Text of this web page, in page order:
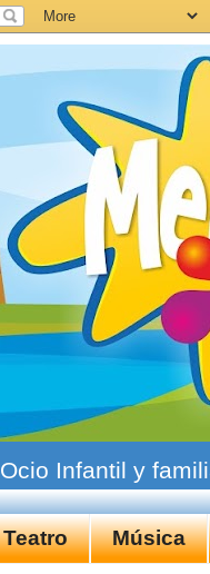
Infantil y
Teatro Música